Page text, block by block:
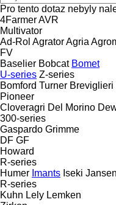
Pro tento dotaz nebyly
4FarmerAVR
Multivator
Ad-Rol AgratorAgria
FV
Baselier Bobcat Bomet
U-series Z-series
Bomford Turner Breviglieri
Pioneer
Cloveragri Del Morino
300-series
Gaspardo Grimme
DF GF
Howard
R-series
Humer Imants Iseki Jansen
R-series
Kuhn Lely Lemken